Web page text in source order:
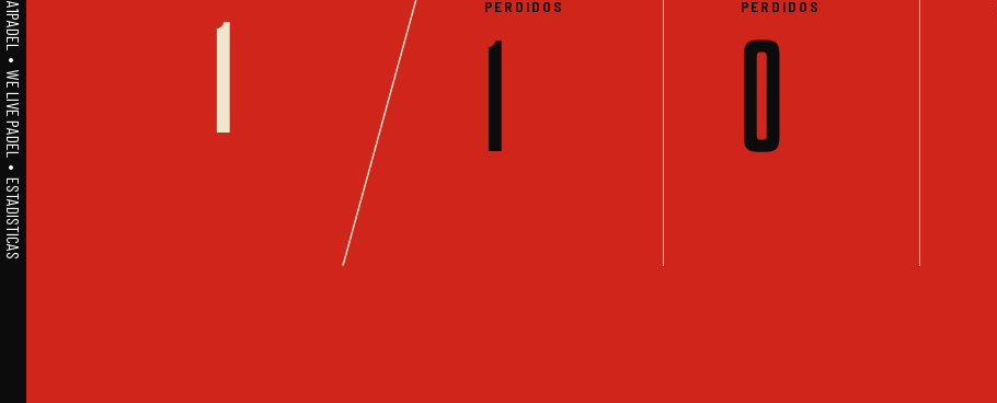
A1PADEL • WE LIVE PADEL • ESTADISTICAS 1
PERDIDOS
1
PERDIDOS
0